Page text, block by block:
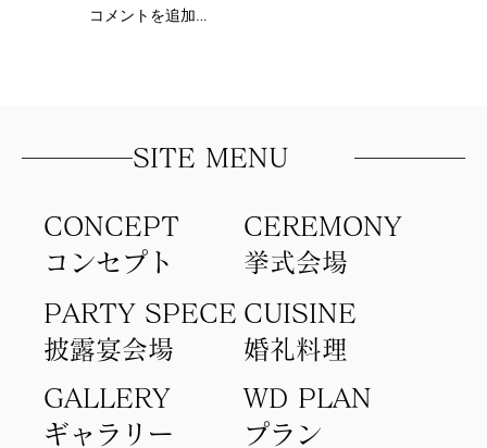
コメントを追加…
CONCEPT
コンセプト​
​CEREMONY
​挙式会場
GALLERY
ギャラリー
PARTY SPECE
​披露宴会場
CUISINE
​婚礼料理
​プラン
WD PLAN
SITE MENU